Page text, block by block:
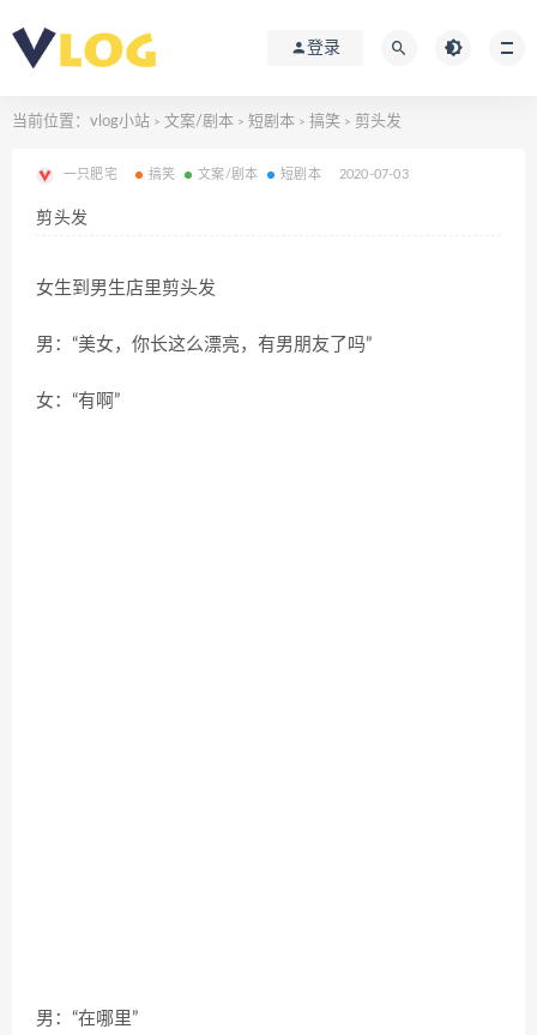
登录
当前位置： vlog小站 > 文案/剧本 > 短剧本 > 搞笑 > 剪头发
一只肥宅 搞笑 文案/剧本 短剧本 2020-07-03
剪头发
女生到男生店里剪头发
男：“美女，你长这么漂亮，有男朋友了吗”
女：“有啊”
男：“在哪里”